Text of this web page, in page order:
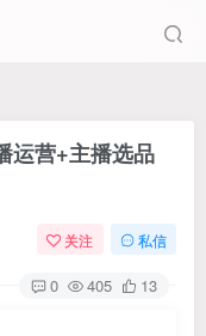
运营+主播选品
关注 私信
0 405 13